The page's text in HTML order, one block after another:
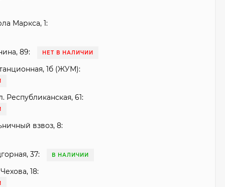
Маркса, 1:
89: НЕТ В НАЛИЧИИ
1б (ЖУМ):
Республиканская, 61:
взвоз, 8:
37: В НАЛИЧИИ
18: